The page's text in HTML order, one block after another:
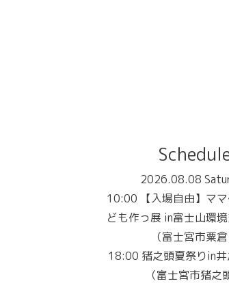
2026.08.08
10:00 【入場自由】マ
ども作っ展 in富士山環
（富士宮市粟倉
18:00 猪之頭夏祭りin
（富士宮市猪之